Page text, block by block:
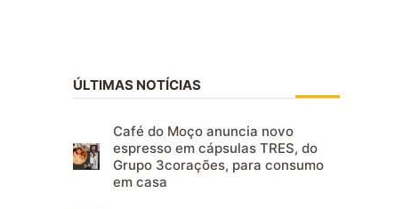
ÚLTIMAS NOTÍCIAS
Café do Moço anuncia novo
espresso em cápsulas TRES, do
Grupo 3corações, para consumo
em casa